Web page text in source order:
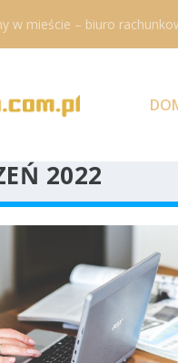
w mieście – biuro
2022